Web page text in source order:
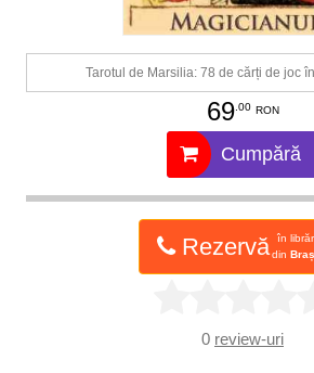
Tarotul de Marsilia: 78 de cărți de joc
69.00 RON
Cumpără
Rezervă
în
din
0 review-uri